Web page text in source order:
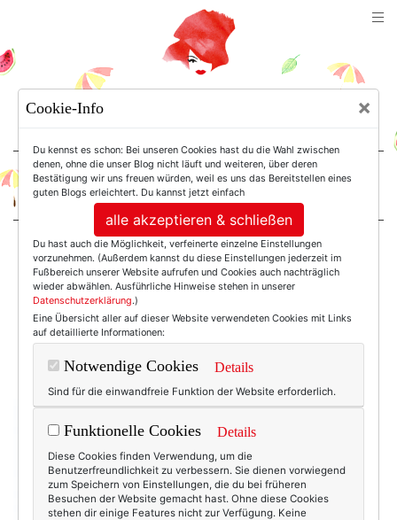
For Women. Not Girls.
Einträge mit dem
Tag: Navabi
Cookie-Info ×
Du kennst es schon: Bei unseren Cookies hast du die Wahl zwischen
denen, ohne die unser Blog nicht läuft und weiteren, über deren
Bestätigung wir uns freuen würden, weil es uns das Bereitstellen eines
guten Blogs erleichtert. Du kannst jetzt einfach
alle akzeptieren & schließen
Du hast auch die Möglichkeit, verfeinerte einzelne Einstellungen
vorzunehmen. (Außerdem kannst du diese Einstellungen jederzeit im
Fußbereich unserer Website aufrufen und Cookies auch nachträglich
wieder abwählen. Ausführliche Hinweise stehen in unserer
Datenschutzerklärung.)
Eine Übersicht aller auf dieser Website verwendeten Cookies mit Links
auf detaillierte Informationen:
Notwendige Cookies Details
Sind für die einwandfreie Funktion der Website erforderlich.
Funktionelle Cookies Details
Diese Cookies finden Verwendung, um die
Benutzerfreundlichkeit zu verbessern. Sie dienen vorwiegend
zum Speichern von Einstellungen, die du bei früheren
Besuchen der Website gemacht hast. Ohne diese Cookies
stehen dir einige Features nicht zur Verfügung. Keine